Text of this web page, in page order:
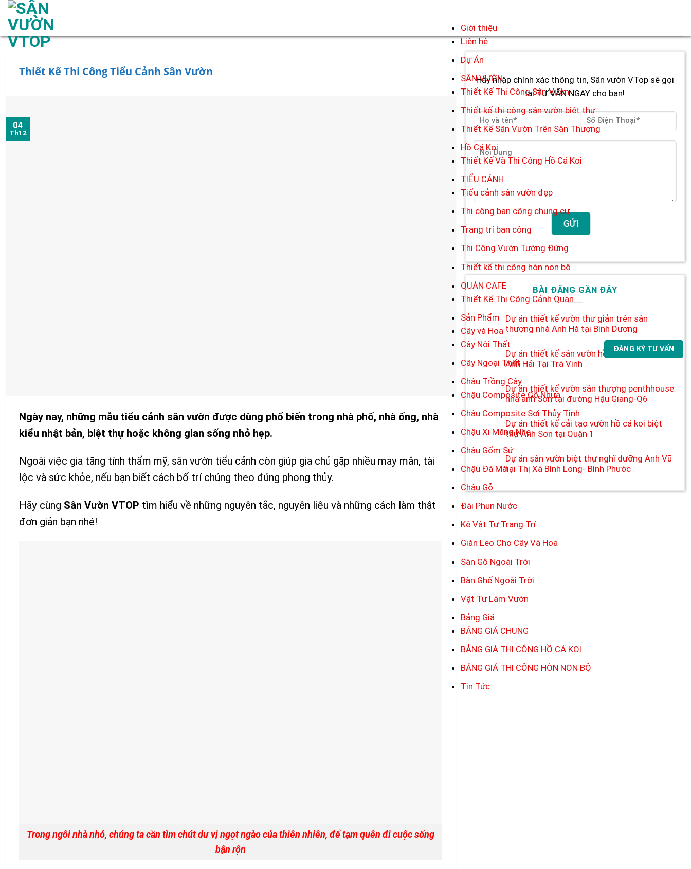
Skip
to
content
Giới thiệu
Liên hệ
Dự Án
SÂN VƯỜN
Thiết Kế Thi Công Sân Vườn
Thiết kế thi công sân vườn biệt thự
Thiết Kế Sân Vườn Trên Sân Thượng
Hồ Cá Koi
Thiết Kế Và Thi Công Hồ Cá Koi
TIỂU CẢNH
Tiểu cảnh sân vườn đẹp
Thi công ban công chung cư
Trang trí ban công
Thi Công Vườn Tường Đứng
Thiết kế thi công hòn non bộ
QUÁN CAFE
Thiết Kế Thi Công Cảnh Quan
Sản Phẩm
Cây và Hoa
Cây Nội Thất
Cây Ngoại Thất
Chậu Trồng Cây
Chậu Composite Gỗ Nhựa
Chậu Composite Sợi Thủy Tinh
Chậu Xi Măng Nhẹ
Chậu Gốm Sứ
Chậu Đá Mài
Chậu Gỗ
Đài Phun Nước
Kệ Vật Tư Trang Trí
Giàn Leo Cho Cây Và Hoa
Sàn Gỗ Ngoài Trời
Bàn Ghế Ngoài Trời
Vật Tư Làm Vườn
Bảng Giá
BẢNG GIÁ CHUNG
BẢNG GIÁ THI CÔNG HỒ CÁ KOI
BẢNG GIÁ THI CÔNG HÒN NON BỘ
Tin Tức
ĐĂNG KÝ TƯ VẤN
Thiết Kế Thi Công Tiểu Cảnh Sân Vườn
04
Th12
Ngày nay, những mẫu tiểu cảnh sân vườn được dùng phổ biến trong nhà phố, nhà ống, nhà
kiểu nhật bản, biệt thự hoặc không gian sống nhỏ hẹp.
Ngoài việc gia tăng tính thẩm mỹ, sân vườn tiểu cảnh còn giúp gia chủ gặp nhiều may mắn, tài
lộc và sức khỏe, nếu bạn biết cách bố trí chúng theo đúng phong thủy.
Hãy cùng Sân Vườn VTOP tìm hiểu về những nguyên tắc, nguyên liệu và những cách làm thật
đơn giản bạn nhé!
Trong ngôi nhà nhỏ, chúng ta cần tìm chút dư vị ngọt ngào của thiên nhiên, để tạm quên đi cuộc sống
bận rộn
Hãy nhập chính xác thông tin, Sân vườn VTop sẽ gọi
lại TƯ VẤN NGAY cho bạn!
BÀI ĐĂNG GẦN ĐÂY
Dự án thiết kế vườn thư giản trên sân
thượng nhà Anh Hà tại Bình Dương
Dự án thiết kế sân vườn hồ bơi nhà biệt thự
Anh Hải Tại Trà Vinh
Dự án thiết kế vườn sân thượng penthhouse
nhà anh Sơn tại đường Hậu Giang-Q6
Dự án thiết kế cải tạo vườn hồ cá koi biệt
thự Anh Sơn tại Quận 1
Dự án sân vườn biệt thự nghĩ dưỡng Anh Vũ
tại Thị Xã Bình Long- Bình Phước